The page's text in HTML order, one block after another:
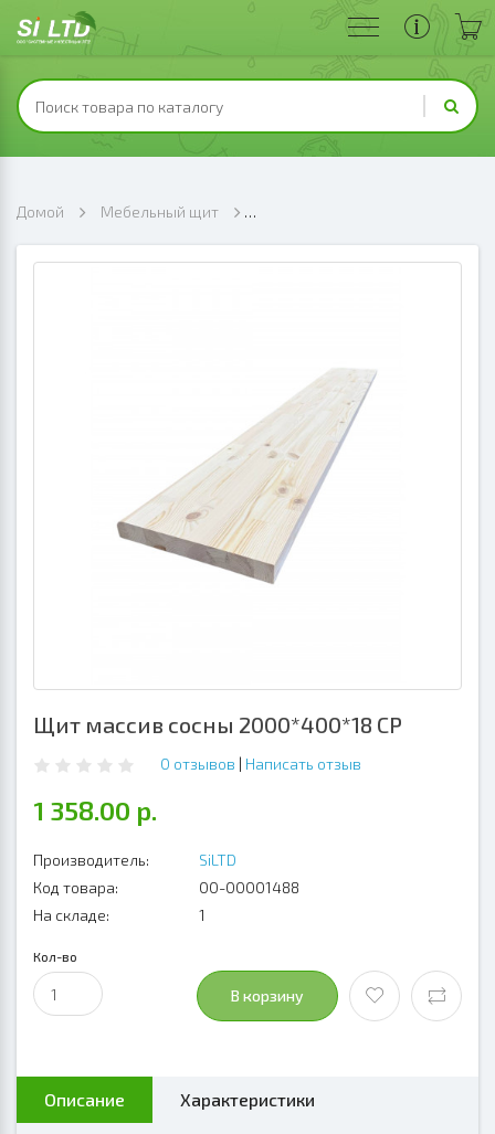
Домой Мебельный щит
Щит массив сосны 2000*400*18 СР
0 отзывов | Написать отзыв
1 358.00 р.
Производитель:
SiLTD
Код товара:
00-00001488
На складе:
1
Кол-во
В корзину
Описание Характеристики